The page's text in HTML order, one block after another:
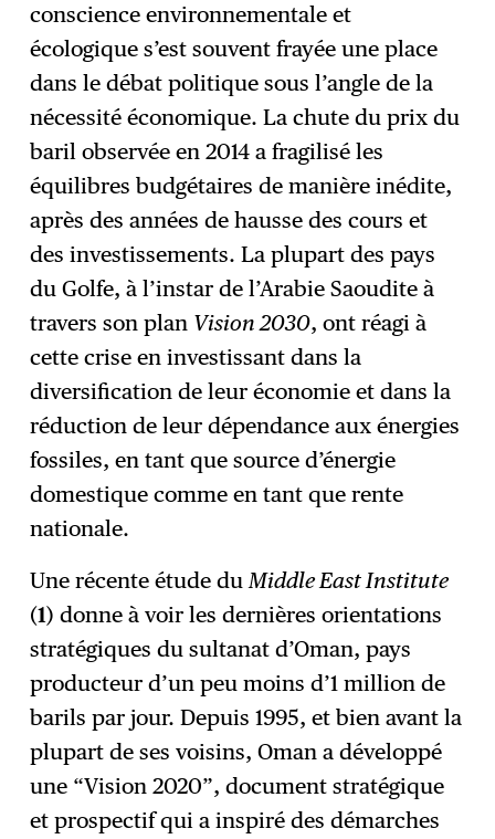
→ S'abonner
conscience environnementale et
écologique s’est souvent frayée une place
dans le débat politique sous l’angle de la
nécessité économique. La chute du prix du
baril observée en 2014 a fragilisé les
équilibres budgétaires de manière inédite,
après des années de hausse des cours et
des investissements. La plupart des pays
du Golfe, à l’instar de l’Arabie Saoudite à
travers son plan Vision 2030, ont réagi à
cette crise en investissant dans la
diversification de leur économie et dans la
réduction de leur dépendance aux énergies
fossiles, en tant que source d’énergie
domestique comme en tant que rente
nationale.
Une récente étude duMiddle East Institute
(1) donne à voir les dernières orientations
stratégiques du sultanat d’Oman, pays
producteur d’un peu moins d’1 million de
barils par jour. Depuis 1995, et bien avant la
plupart de ses voisins, Oman a développé
une “Vision 2020”, document stratégique
et prospectif qui a inspiré des démarches